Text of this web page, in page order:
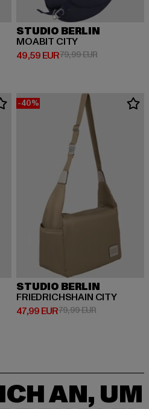
119,99 EUR
STUDIO BERLIN
MOABIT CITY
49,59 EUR
Derzeitiger Preis: 49,59 EUR
79,99 EURAktionspreis:
89,99 EUR
-40%
STUDIO BERLIN
FRIEDRICHSHAIN CITY
47,99 EUR
Derzeitiger Preis: 47,99 EUR
79,99 EURAktionspreis:
AN, UM